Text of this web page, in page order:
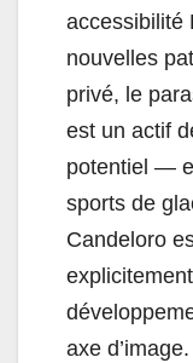
accessibilité
nouvelles
privé, le
est un actif
potentiel —
sports de
Candeloro
axe d’image.